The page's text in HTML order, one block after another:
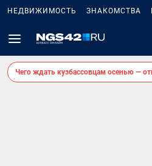
НЕДВИЖИМОСТЬ ЗНАКОМСТВА
Чего ждать кузбассовцам осенью —